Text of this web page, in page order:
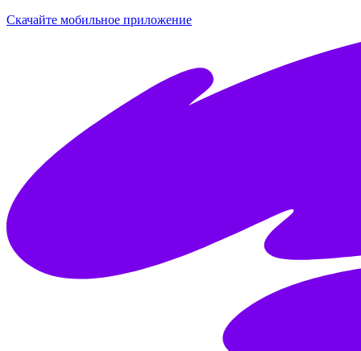
Скачайте мобильное приложение